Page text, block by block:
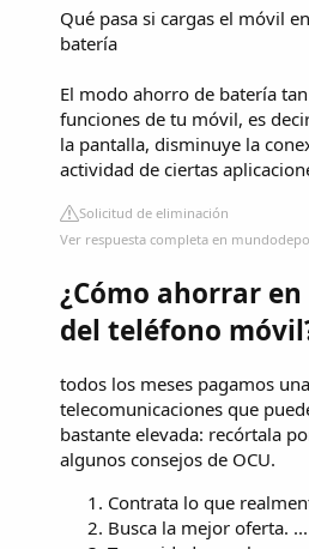
Qué pasa si cargas el móvil
batería
El modo ahorro de batería
funciones de tu móvil, es
la pantalla, disminuye la
actividad de ciertas
Solicitud de eliminación
Ver respuesta completa en
¿Cómo ahorrar
del teléfono
todos los meses pagamos
telecomunicaciones que
bastante elevada: recórtala
algunos consejos de OCU.
Contrata lo que
Busca la mejor oferta. ...